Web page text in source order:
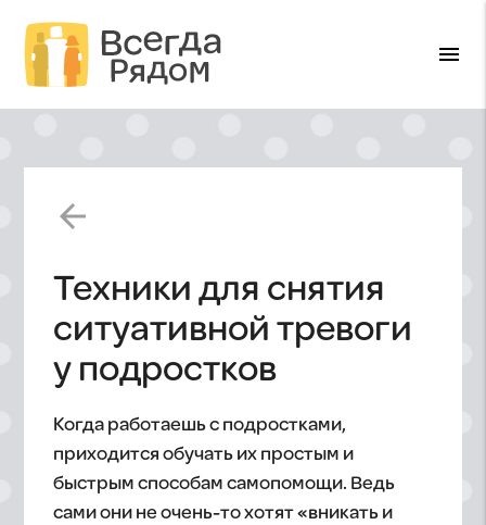
menu
arrow_back
Техники для снятия
ситуативной тревоги
у подростков
Когда работаешь с подростками,
приходится обучать их простым и
быстрым способам самопомощи. Ведь
сами они не очень-то хотят «вникать и